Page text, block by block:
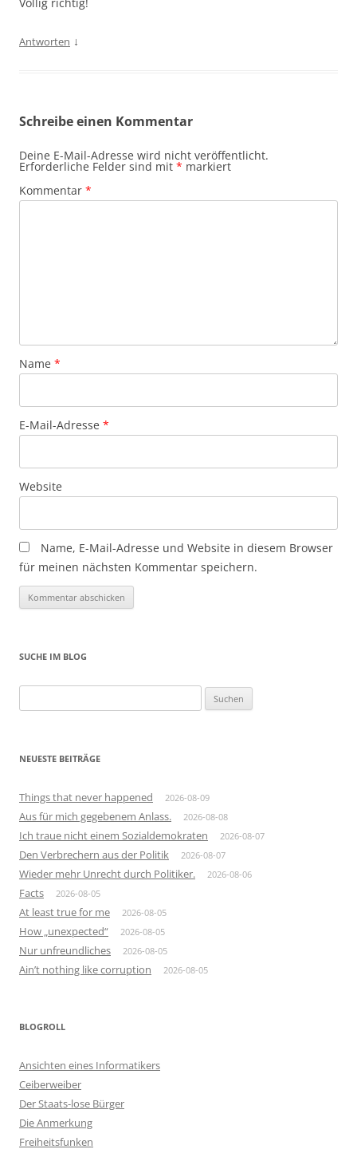
Antworten ↓
Schreibe einen Kommentar
Deine E-Mail-Adresse wird nicht veröffentlicht.
Erforderliche Felder sind mit * markiert
Kommentar *
Name *
E-Mail-Adresse *
Website
Name, E-Mail-Adresse und Website in diesem Browser
für meinen nächsten Kommentar speichern.
SUCHE IM BLOG
nach:
NEUESTE BEITRÄGE
Things that never happened 2026-08-09
Aus für mich gegebenem Anlass. 2026-08-08
Ich traue nicht einem Sozialdemokraten 2026-08-07
Den Verbrechern aus der Politik 2026-08-07
Wieder mehr Unrecht durch Politiker. 2026-08-06
Facts 2026-08-05
At least true for me 2026-08-05
How „unexpected“ 2026-08-05
Nur unfreundliches 2026-08-05
Ain’t nothing like corruption 2026-08-05
BLOGROLL
Ansichten eines Informatikers
Ceiberweiber
Der Staats-lose Bürger
Die Anmerkung
Freiheitsfunken